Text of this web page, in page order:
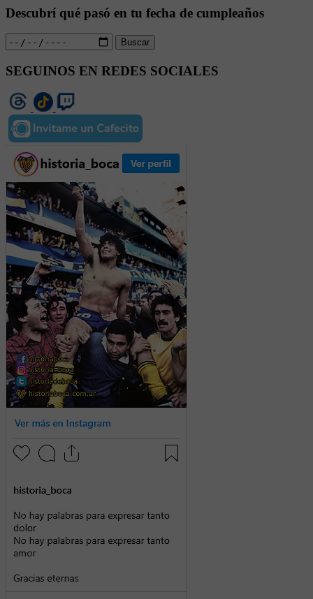
Descubrí qué pasó en tu fecha de cumpleaños
Buscar
SEGUINOS EN REDES SOCIALES